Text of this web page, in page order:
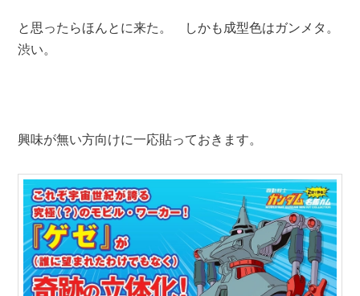
と思ったらほんとに来た。 しかも成型色はガンメタ。
渋い。
興味が無い方向けに一応貼っておきます。